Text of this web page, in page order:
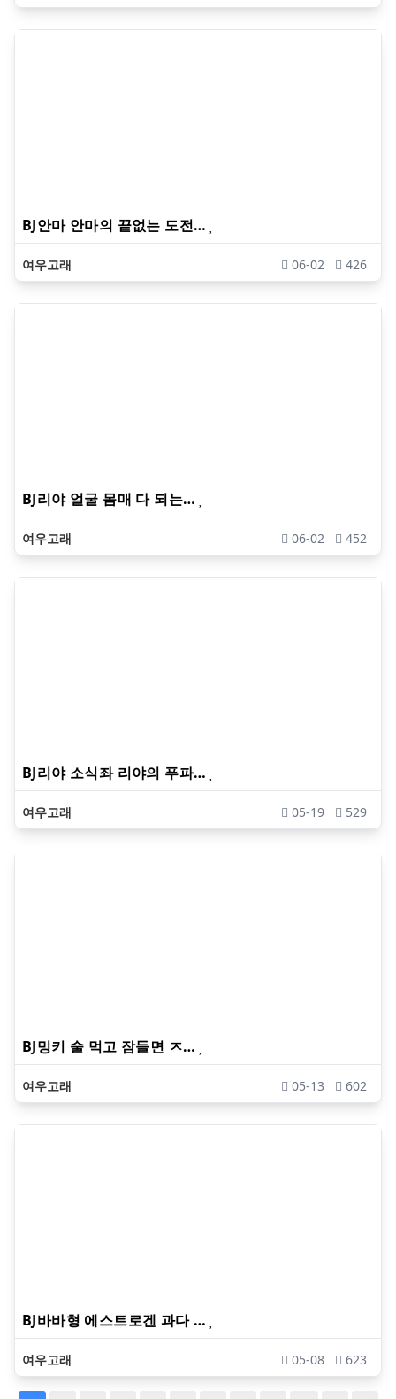
BJ안마 안마의 끝없는 도전…
여우고래 06-02 426
BJ리야 얼굴 몸매 다 되는…
여우고래 06-02 452
BJ리야 소식좌 리야의 푸파…
여우고래 05-19 529
BJ밍키 술 먹고 잠들면 ㅈ…
여우고래 05-13 602
BJ바바형 에스트로겐 과다 …
여우고래 05-08 623